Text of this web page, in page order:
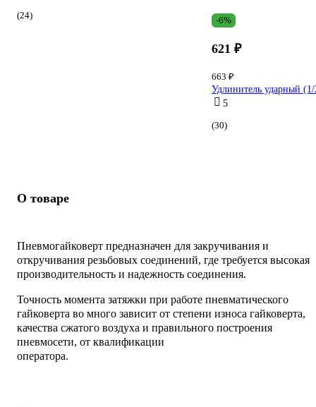
(24) -6%
621 ₽
663 ₽
Удлинитель ударный
5
(30)
О товаре
Пневмогайковерт предназначен для закручивания и
откручивания резьбовых соединений, где требуется высокая
производительность и надежность соединения.
Точность момента затяжки при работе пневматического
гайковерта во много зависит от степени износа гайковерта,
качества сжатого воздуха и правильного построения
пневмосети, от квалификации
оператора.